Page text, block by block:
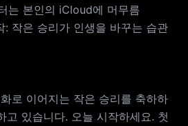
는 본인의 iCloud에 머무름
: 작은 승리가 인생을 바꾸는 습관
로 이어지는 작은 승리를 축하하
고 있습니다. 오늘 시작하세요. 첫